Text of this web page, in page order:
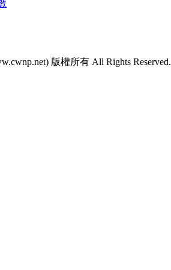
版權所有 All Rights Reserved.